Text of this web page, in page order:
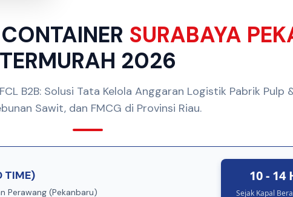
SURABAYA
TERMURAH 2026
B2B: Solusi Tata Kelola Anggaran Logistik Pabrik Pulp
Sawit, dan FMCG di Provinsi Riau.
TIME)
Perawang (Pekanbaru)
10 - 14
Sejak Kapal